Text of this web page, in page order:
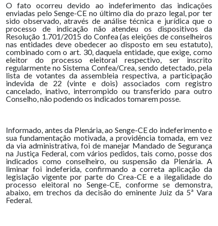
O fato ocorreu devido ao indeferimento das indicações
enviadas pelo Senge-CE no último dia do prazo legal, por ter
sido observado, através de análise técnica e jurídica que o
processo de indicação não atendeu os dispositivos da
Resolução 1.701/2015 do Confea (as eleições de conselheiros
nas entidades deve obedecer ao disposto em seu estatuto),
combinado com o art. 30, daquela entidade, que exige, como
eleitor do processo eleitoral respectivo, ser inscrito
regularmente no Sistema Confea/Crea, sendo detectado, pela
lista de votantes da assembleia respectiva, a participação
indevida de 22 (vinte e dois) associados com registro
cancelado, inativo, interrompido ou transferido para outro
Conselho, não podendo os indicados tomarem posse.
Informado, antes da Plenária, ao Senge-CE do indeferimento e
sua fundamentação motivada, a providência tomada, em vez
da via administrativa, foi de manejar Mandado de Segurança
na Justiça Federal, com vários pedidos, tais como, posse dos
indicados como conselheiro, ou suspensão da Plenária. A
liminar foi indeferida, confirmando a correta aplicação da
legislação vigente por parte do Crea-CE e a ilegalidade do
processo eleitoral no Senge-CE, conforme se demonstra,
abaixo, em trechos da decisão do eminente Juiz da 5ª Vara
Federal.